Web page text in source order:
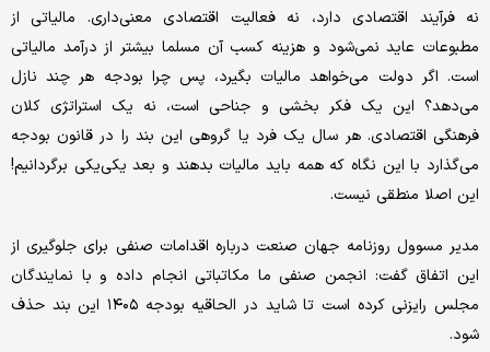
نه فرآیند اقتصادی دارد، نه فعالیت اقتصادی معنی‌داری. مالیاتی از
مطبوعات عاید نمی‌شود و هزینه کسب آن مسلما بیشتر از درآمد مالیاتی
است. اگر دولت می‌خواهد مالیات بگیرد، پس چرا بودجه هر چند نازل
می‌دهد؟ این یک فکر بخشی و جناحی است، نه یک استراتژی کلان
فرهنگی اقتصادی. هر سال یک فرد یا گروهی این بند را در قانون بودجه
می‌گذارد با این نگاه که همه باید مالیات بدهند و بعد یکی‌یکی برگردانیم!
این اصلا منطقی نیست.
مدیر مسوول روزنامه جهان صنعت درباره اقدامات صنفی برای جلوگیری از
این اتفاق گفت: انجمن صنفی ما مکاتباتی انجام داده و با نمایندگان
مجلس رایزنی کرده است تا شاید در الحاقیه بودجه ۱۴۰۵ این بند حذف
شود.